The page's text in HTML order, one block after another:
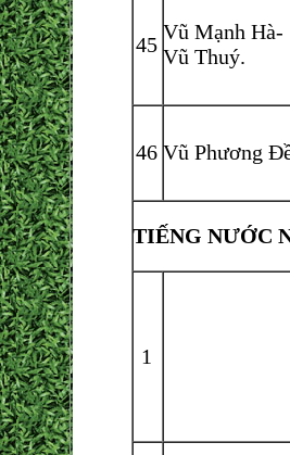
45
Vũ Mạnh Hà-
Vũ Thuý.
46 Vũ Phương
TIẾNG NƯỚC
1